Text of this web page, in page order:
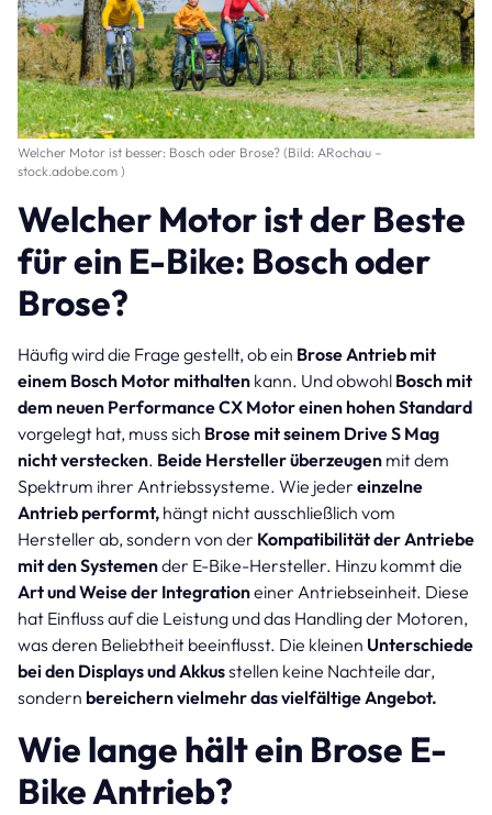
Welcher Motor ist besser: Bosch oder Brose? (Bild: ARochau –
stock.adobe.com )
Welcher Motor ist der Beste
für ein E-Bike: Bosch oder
Brose?
Häufig wird die Frage gestellt, ob ein Brose Antrieb mit
einem Bosch Motor mithalten kann. Und obwohl Bosch mit
dem neuen Performance CX Motor einen hohen Standard
vorgelegt hat, muss sich Brose mit seinem Drive S Mag
nicht verstecken. Beide Hersteller überzeugen mit dem
Spektrum ihrer Antriebssysteme. Wie jeder einzelne
Antrieb performt, hängt nicht ausschließlich vom
Hersteller ab, sondern von der Kompatibilität der Antriebe
mit den Systemender E-Bike-Hersteller. Hinzu kommt die
Art und Weise der Integrationeiner Antriebseinheit. Diese
hat Einfluss auf die Leistung und das Handling der Motoren,
was deren Beliebtheit beeinflusst. Die kleinen Unterschiede
bei den Displays und Akkusstellen keine Nachteile dar,
sondern bereichern vielmehr das vielfältige Angebot.
Wie lange hält ein Brose E-
Bike Antrieb?